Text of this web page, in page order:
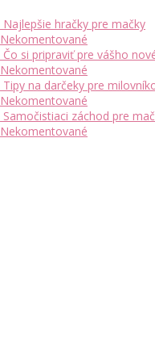
Najlepšie hračky pre mačky
Nekomentované
Čo si pripraviť pre vášho
Nekomentované
Tipy na darčeky pre
Nekomentované
Samočistiaci záchod pre
Nekomentované